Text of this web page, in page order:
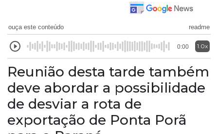
ouça este conteúdo readme
0:00 1.0x
Reunião desta tarde também
deve abordar a possibilidade
de desviar a rota de
exportação de Ponta Porã